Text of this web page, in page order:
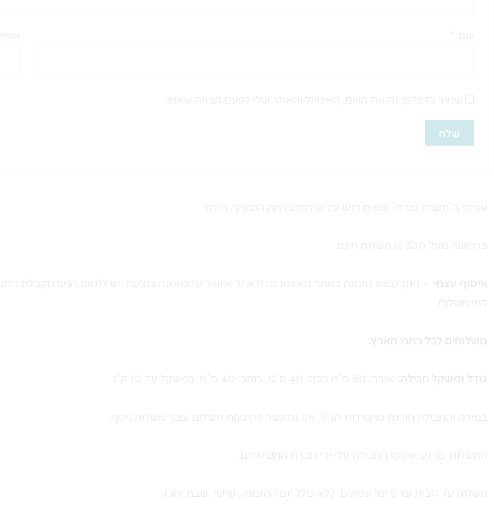
שם *
שמור בדפדפן זה את השם, האימייל והאתר שלי לפעם הבאה שאגיב.
אנחנו ב”תנובת כנרת” שמים דגש על שירות ברמה הגבוהה ביותר.
ברכישה מעל 300 ₪ משלוח חינם.
איסוף עצמי – ניתן לבצע הזמנה באתר האינטרנט ולאחר אישור שההזמנה בוצעה, יש לתאם הגעה וקבלת
דמי משלוח.
משלוחים לכל רחבי הארץ:
גודל ומשקל חבילה: אורך: 50 ס”מ גובה: 40 ס”מ, רוחב: 40 ס”מ. במשקל עד 10 ק”ג.
במידה והחבילה חורגת מהמידות הנ”ל, אנו נתקשר להוספת תשלום עובר משלוח נוסף.
המשלוח, מרגע איסוף החבילה על-ידי חברת המשלוחים.
משלוח עד הבית עד 5 ימי עסקים, (לא כולל יום ההזמנה, שישי, שבת וחג).